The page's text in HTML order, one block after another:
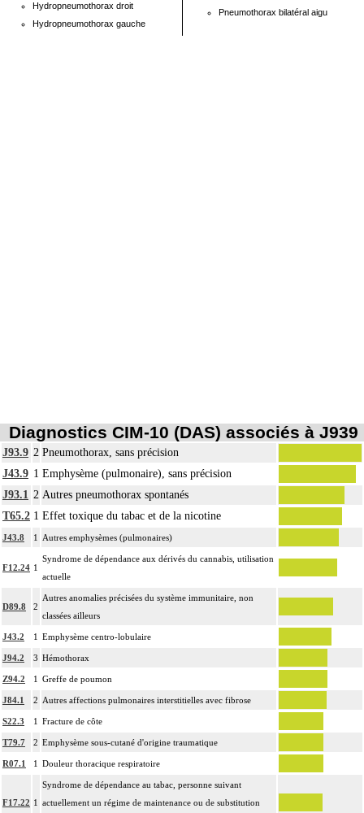
Hydropneumothorax droit
Hydropneumothorax gauche
Pneumothorax bilatéral aigu
Diagnostics CIM-10 (DAS) associés à J939
J93.9 2 Pneumothorax, sans précision
J43.9 1 Emphysème (pulmonaire), sans précision
J93.1 2 Autres pneumothorax spontanés
T65.2 1 Effet toxique du tabac et de la nicotine
J43.8 1 Autres emphysèmes (pulmonaires)
F12.24 1
Syndrome de dépendance aux dérivés du cannabis, utilisation
actuelle
D89.8 2
Autres anomalies précisées du système immunitaire, non
classées ailleurs
J43.2 1 Emphysème centro-lobulaire
J94.2 3 Hémothorax
Z94.2 1 Greffe de poumon
J84.1 2 Autres affections pulmonaires interstitielles avec fibrose
S22.3 1 Fracture de côte
T79.7 2 Emphysème sous-cutané d'origine traumatique
R07.1 1 Douleur thoracique respiratoire
F17.22 1
Syndrome de dépendance au tabac, personne suivant
actuellement un régime de maintenance ou de substitution